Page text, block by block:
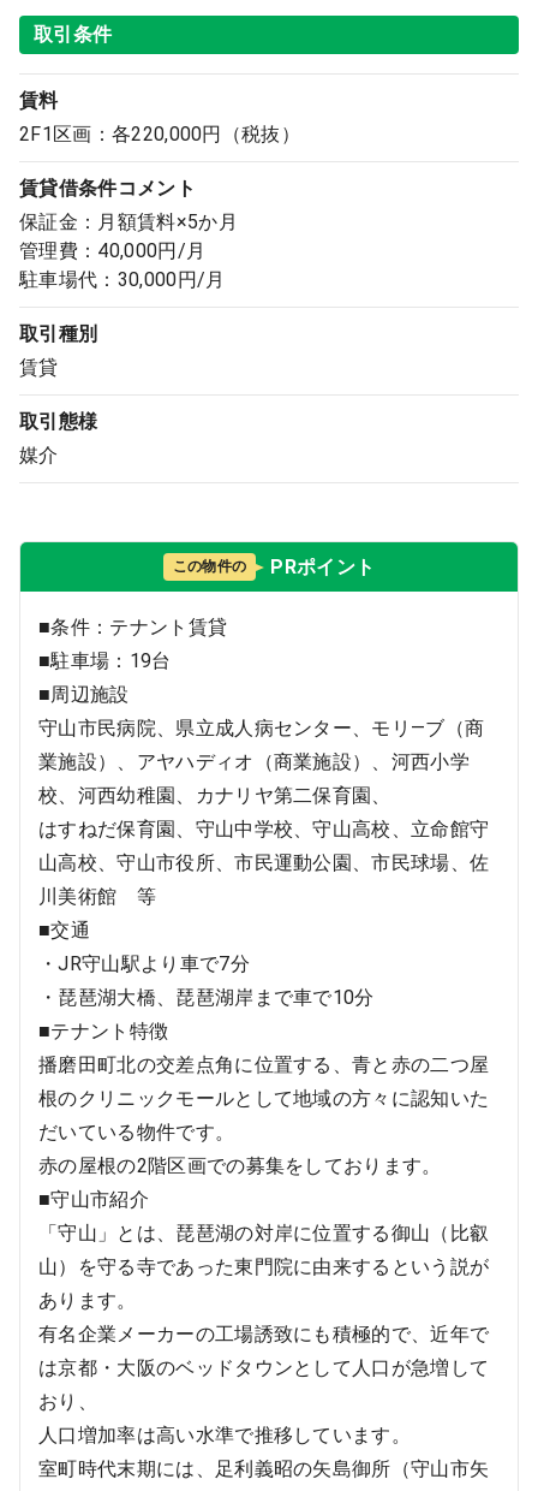
取引条件
賃料
2F1区画：各220,000円（税抜）
賃貸借条件コメント
保証金：月額賃料×5か月
管理費：40,000円/月
駐車場代：30,000円/月
取引種別
賃貸
取引態様
媒介
この物件の PRポイント
■条件：テナント賃貸
■駐車場：19台
■周辺施設
守山市民病院、県立成人病センター、モリ―ブ（商
業施設）、アヤハディオ（商業施設）、河西小学
校、河西幼稚園、カナリヤ第二保育園、
はすねだ保育園、守山中学校、守山高校、立命館守
山高校、守山市役所、市民運動公園、市民球場、佐
川美術館 等
■交通
・JR守山駅より車で7分
・琵琶湖大橋、琵琶湖岸まで車で10分
■テナント特徴
播磨田町北の交差点角に位置する、青と赤の二つ屋
根のクリニックモールとして地域の方々に認知いた
だいている物件です。
赤の屋根の2階区画での募集をしております。
■守山市紹介
「守山」とは、琵琶湖の対岸に位置する御山（比叡
山）を守る寺であった東門院に由来するという説が
あります。
有名企業メーカーの工場誘致にも積極的で、近年で
は京都・大阪のベッドタウンとして人口が急増して
おり、
人口増加率は高い水準で推移しています。
室町時代末期には、足利義昭の矢島御所（守山市矢